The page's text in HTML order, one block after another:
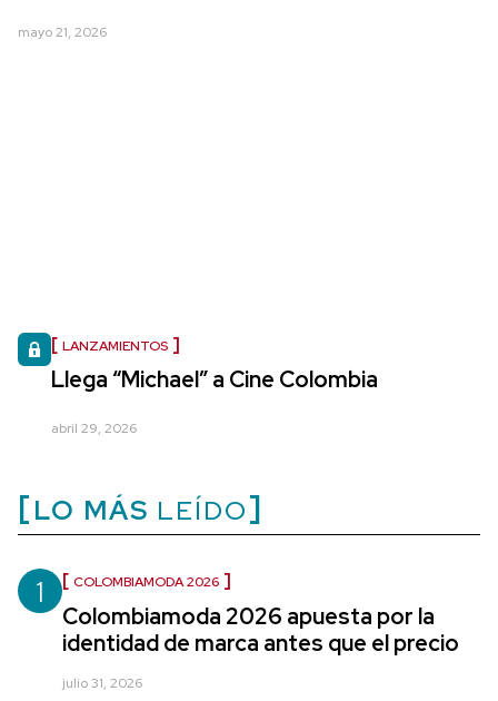
mayo 21, 2026
LANZAMIENTOS
Llega “Michael” a Cine Colombia
abril 29, 2026
LO MÁS LEÍDO
1 COLOMBIAMODA 2026
Colombiamoda 2026 apuesta por la
identidad de marca antes que el precio
julio 31, 2026